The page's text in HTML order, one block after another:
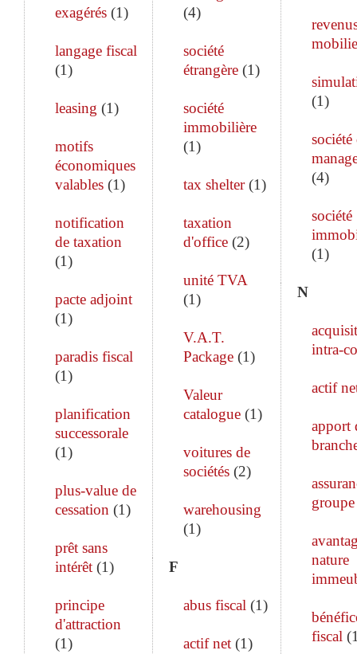
exagérés (1)
langage fiscal
(1)
leasing (1)
motifs
économiques
valables (1)
notification
de taxation
(1)
pacte adjoint
(1)
paradis fiscal
(1)
planification
successorale
(1)
plus-value de
cessation (1)
prêt sans
intérêt (1)
principe
d'attraction
(1)
(4)
société
étrangère(1)
société
immobilière
(1)
tax shelter(1)
taxation
d'office(2)
unité TVA
(1)
V.A.T.
Package(1)
Valeur
catalogue(1)
voitures de
sociétés(2)
warehousing
(1)
F
abus fiscal (1)
actif net(1)
(1)
société
(4)
société
(1)
N
intra-
actif
apport
groupe
nature
fiscal (